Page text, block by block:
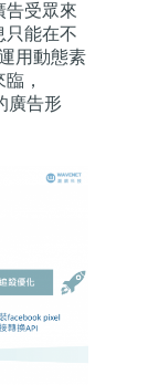
告受眾來
只能在不
用動態素
，
廣告形